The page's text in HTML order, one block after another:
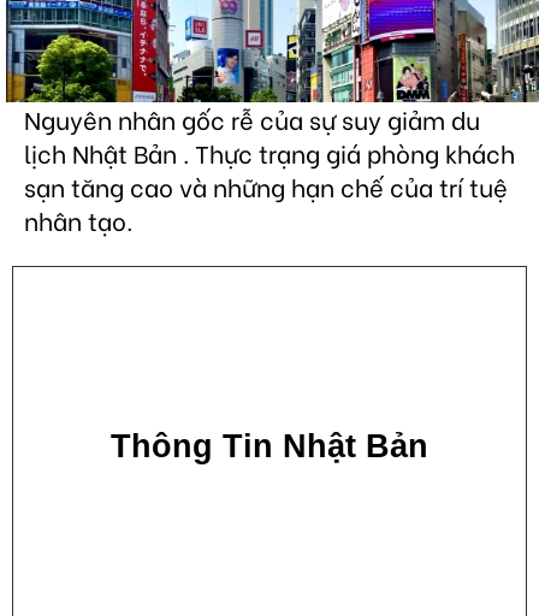
Nguyên nhân gốc rễ của sự suy giảm du
lịch Nhật Bản . Thực trạng giá phòng khách
sạn tăng cao và những hạn chế của trí tuệ
nhân tạo.
Thông Tin Nhật Bản